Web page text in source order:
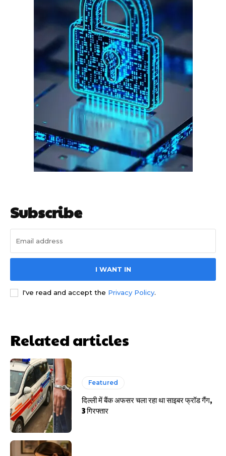
गुरुग्राम साइबर पुलिस ने बीते छह महीने में 18 बैंक कर्मचारियों को किया गिरफ्तार
इन लोगों ने लालच में आकर बैंक खाते खोलकर साइबर ठगों को उपलब्ध कराए
हर खाते के बदले मिलते थे 20 से 25 हजार
HIGHLIGHT
हर खाते के बदले मिलते थे 20 से 25 हजार
Subscribe
I WANT IN
I've read and accept the Privacy Policy.
Related articles
Featured
दिल्ली में बैंक अफसर चला रहा था साइबर फ्रॉड गैंग,
3 गिरफ्तार